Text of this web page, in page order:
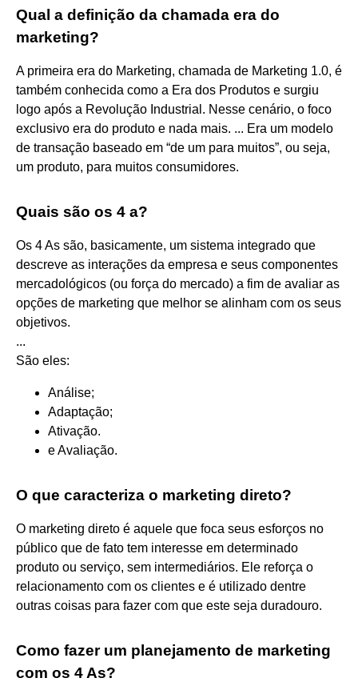
Qual a definição da chamada era do
marketing?
A primeira era do Marketing, chamada de Marketing 1.0, é
também conhecida como a Era dos Produtos e surgiu
logo após a Revolução Industrial. Nesse cenário, o foco
exclusivo era do produto e nada mais. ... Era um modelo
de transação baseado em “de um para muitos”, ou seja,
um produto, para muitos consumidores.
Quais são os 4 a?
Os 4 As são, basicamente, um sistema integrado que
descreve as interações da empresa e seus componentes
mercadológicos (ou força do mercado) a fim de avaliar as
opções de marketing que melhor se alinham com os seus
objetivos.
...
São eles:
Análise;
Adaptação;
Ativação.
e Avaliação.
O que caracteriza o marketing direto?
O marketing direto é aquele que foca seus esforços no
público que de fato tem interesse em determinado
produto ou serviço, sem intermediários. Ele reforça o
relacionamento com os clientes e é utilizado dentre
outras coisas para fazer com que este seja duradouro.
Como fazer um planejamento de marketing
com os 4 As?